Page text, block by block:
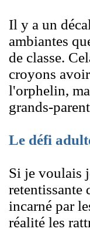
Il y a un
ambiantes
de classe.
croyons
l'orphelin,
grands-
Le défi
Si je voulais
retentissante
incarné par
réalité les